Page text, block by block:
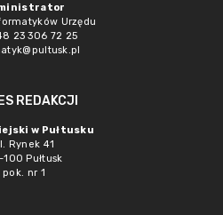
Urzędu
23 306 72 25
REDAKCJI
w Pułtusku
Rynek 41
Pułtusk
pok. nr 1